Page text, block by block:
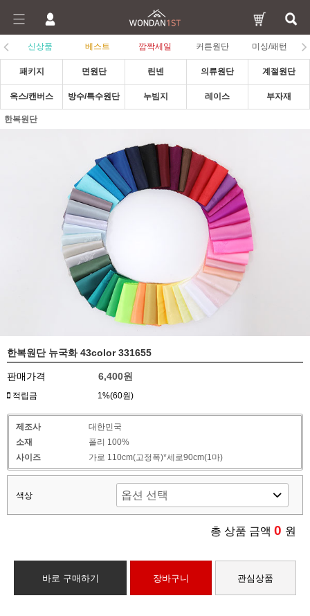
신상품 베스트 깜짝세일 커튼원단 미싱/패턴
패키지 면원단 린넨 의류원단 계절원단
옥스/캔버스 방수/특수원단 누빔지 레이스 부자재
한복원단
한복원단 뉴국화 43color 331655
판매가격 6,400원
적립금 1%(60원)
제조사
대한민국
소재
폴리 100%
사이즈
가로 110cm(고정폭)*세로90cm(1마)
색상
총 상품 금액 0 원
바로 구매하기 장바구니 관심상품